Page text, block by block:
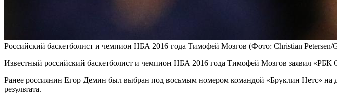
Российский баскетболист и чемпион НБА 2016 года Тимофей Мозгов (Фото: Christian Petersen/
Известный российский баскетболист и чемпион НБА 2016 года Тимофей Мозгов заявил «РБК
Ранее россиянин Егор Демин был выбран под восьмым номером командой «Бруклин Нетс»
результата.